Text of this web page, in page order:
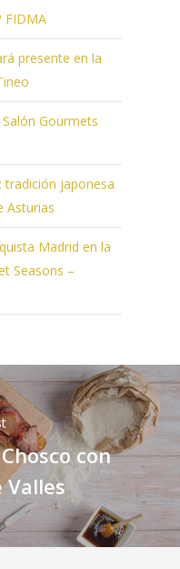
FIDMA
presente en la
Gourmets
tradición japonesa
Asturias
Madrid en la
Seasons –
con
Valles